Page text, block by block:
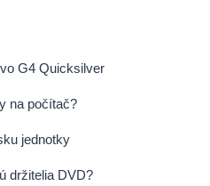
G4 Quicksilver
na počítač?
jednotky
držitelia DVD?